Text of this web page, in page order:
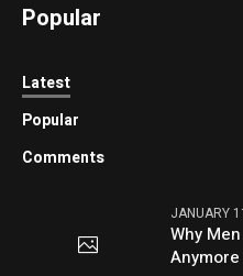
Popular
Latest
Popular
Comments
JANUARY
Why
Anymore